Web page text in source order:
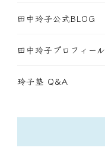
田中玲子公式BLOG
田中玲子プロフィール
玲子塾 Q&A